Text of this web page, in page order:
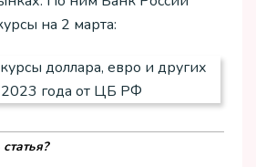
на 2 марта: